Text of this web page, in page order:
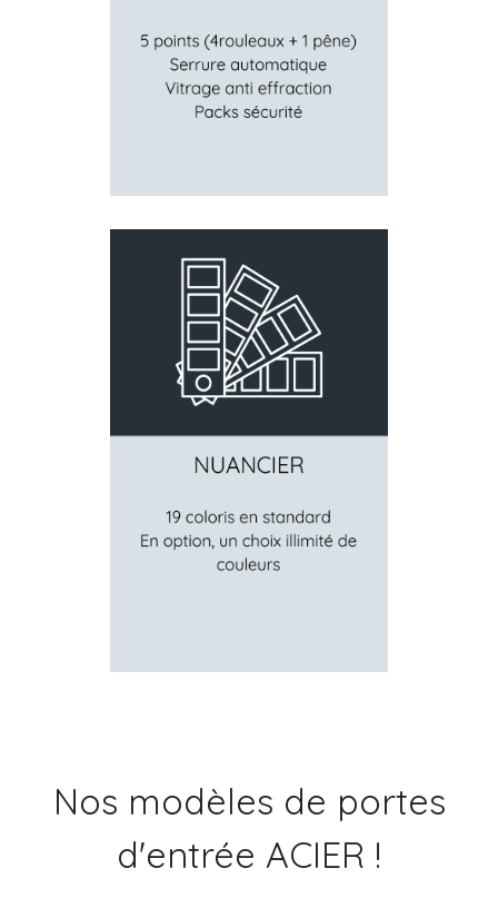
Nos modèles de portes
d'entrée ACIER !